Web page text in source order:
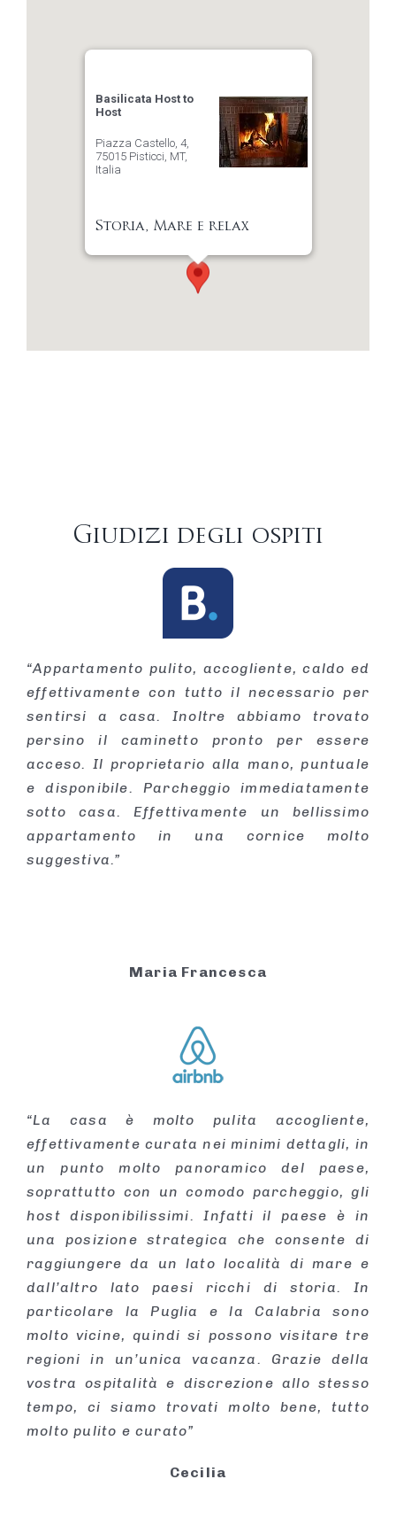
Basilicata Host to
Host
Piazza Castello, 4,
75015 Pisticci, MT,
Italia
Storia, Mare e relax
Giudizi degli ospiti
“Appartamento pulito, accogliente, caldo ed
effettivamente con tutto il necessario per
sentirsi a casa. Inoltre abbiamo trovato
persino il caminetto pronto per essere
acceso. Il proprietario alla mano, puntuale
e disponibile. Parcheggio immediatamente
sotto casa. Effettivamente un bellissimo
appartamento in una cornice molto
suggestiva.”
Maria Francesca
“La casa è molto pulita accogliente,
effettivamente curata nei minimi dettagli, in
un punto molto panoramico del paese,
soprattutto con un comodo parcheggio, gli
host disponibilissimi. Infatti il paese è in
una posizione strategica che consente di
raggiungere da un lato località di mare e
dall’altro lato paesi ricchi di storia. In
particolare la Puglia e la Calabria sono
molto vicine, quindi si possono visitare tre
regioni in un’unica vacanza. Grazie della
vostra ospitalità e discrezione allo stesso
tempo, ci siamo trovati molto bene, tutto
molto pulito e curato”
Cecilia